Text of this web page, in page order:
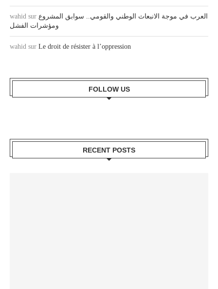
wahid sur العرب في موجة الانبعاث الوطني والقومي.. سوابق المشروع
ومؤشرات الفشل
wahid sur Le droit de résister à l’oppression
FOLLOW US
RECENT POSTS